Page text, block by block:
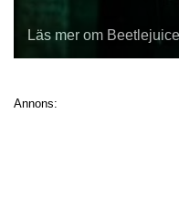
Läs mer om
Annons: